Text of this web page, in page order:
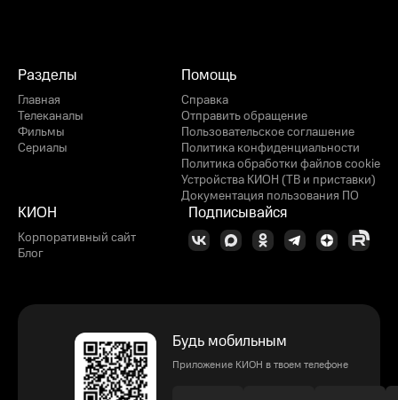
Разделы
Главная
Телеканалы
Фильмы
Сериалы
Помощь
Справка
Отправить обращение
Пользовательское соглашение
Политика конфиденциальности
Политика обработки файлов cookie
Устройства КИОН (ТВ и приставки)
Документация пользования ПО
КИОН
Корпоративный сайт
Блог
Подписывайся
Будь мобильным
Приложение КИОН в твоем телефоне